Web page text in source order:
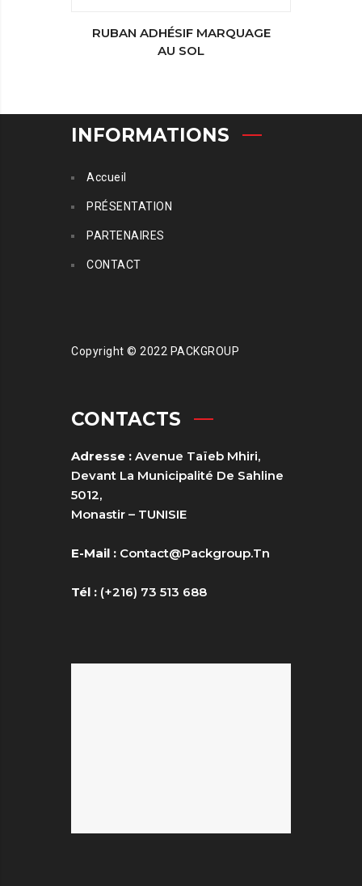
RUBAN ADHÉSIF MARQUAGE
AU SOL
INFORMATIONS
Accueil
PRÉSENTATION
PARTENAIRES
CONTACT
Copyright © 2022 PACKGROUP
CONTACTS
Adresse : Avenue Taïeb Mhiri,
Devant La Municipalité De Sahline
5012,
Monastir – TUNISIE
E-Mail : Contact@packgroup.tn
Tél : (+216) 73 513 688